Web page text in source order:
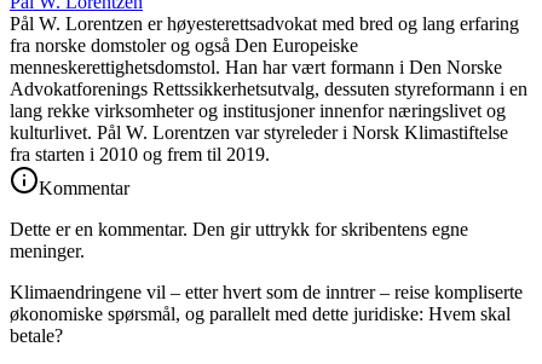
Pål W. Lorentzen er høyesterettsadvokat med bred og lang erfaring
fra norske domstoler og også Den Europeiske
menneskerettighetsdomstol. Han har vært formann i Den Norske
Advokatforenings Rettssikkerhetsutvalg, dessuten styreformann i en
lang rekke virksomheter og institusjoner innenfor næringslivet og
kulturlivet. Pål W. Lorentzen var styreleder i Norsk Klimastiftelse
fra starten i 2010 og frem til 2019.
Kommentar
Dette er en kommentar. Den gir uttrykk for skribentens egne
meninger.
Klimaendringene vil – etter hvert som de inntrer – reise kompliserte
økonomiske spørsmål, og parallelt med dette juridiske: Hvem skal
betale?